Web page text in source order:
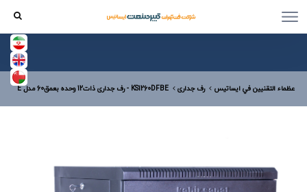
عظماء التقنيين في ایساتیس رف جداری KS1260DFBE - رف جداری ذات12 وحده بعمق60 مدل E